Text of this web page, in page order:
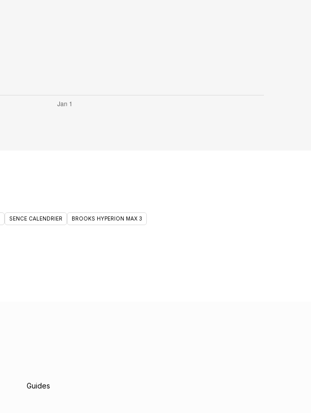
SENCE CALENDRIER BROOKS HYPERION MAX 3
Guides